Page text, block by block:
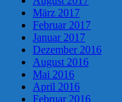
März 2017
Februar 2017
Januar 2017
Dezember 2016
August 2016
Mai 2016
April 2016
Februar 2016